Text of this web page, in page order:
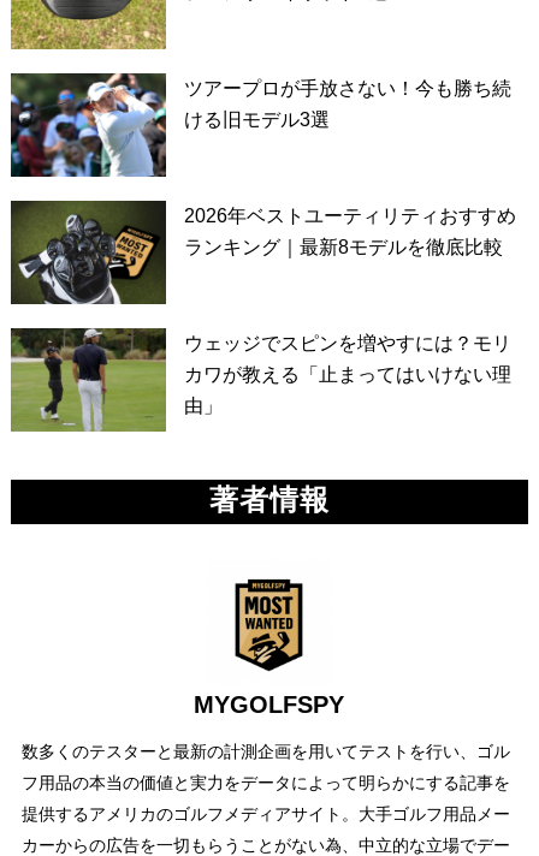
ツアープロが手放さない！今も勝ち続
ける旧モデル3選
2026年ベストユーティリティおすすめ
ランキング｜最新8モデルを徹底比較
ウェッジでスピンを増やすには？モリ
カワが教える「止まってはいけない理
由」
著者情報
MYGOLFSPY
数多くのテスターと最新の計測企画を用いてテストを行い、ゴル
フ用品の本当の価値と実力をデータによって明らかにする記事を
提供するアメリカのゴルフメディアサイト。大手ゴルフ用品メー
カーからの広告を一切もらうことがない為、中立的な立場でデー